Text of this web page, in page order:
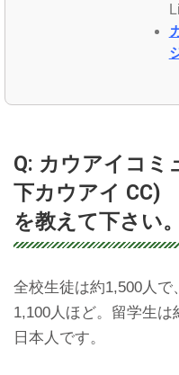
Q: カウアイコミ
下カウアイ CC)
を教えて下さい。
全校生徒は約1,500人
1,100人ほど。留学生
日本人です。